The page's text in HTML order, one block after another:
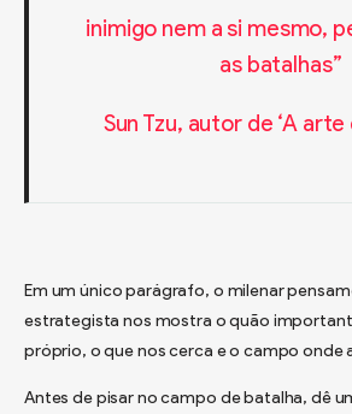
inimigo nem a si mesmo,
as batalhas”
Sun Tzu, autor de ‘A arte
Em um único parágrafo, o milenar
estrategista nos mostra o quão
próprio, o que nos cerca e o campo onde
Antes de pisar no campo de batalha, dê